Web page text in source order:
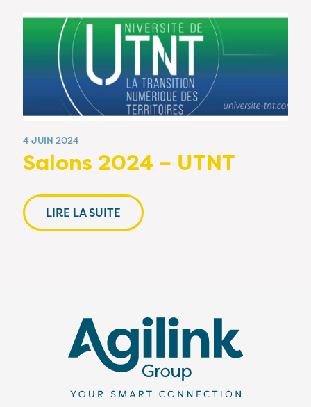
4 JUIN 2024
Salons 2024 – UTNT
LIRE LA SUITE